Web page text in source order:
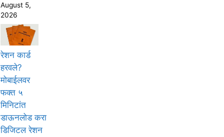
August 5,
2026
रेशन कार्ड
हरवले?
मोबाईलवर
फक्त ५
मिनिटांत
डाऊनलोड करा
डिजिटल रेशन